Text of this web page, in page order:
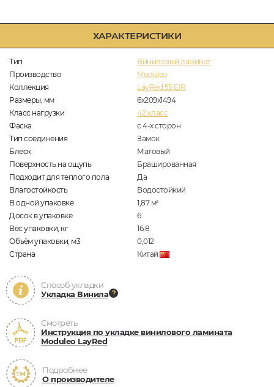
ХАРАКТЕРИСТИКИ
Тип
Виниловый ламинат
Производство
Moduleo
Коллекция
LayRed 55 EIR
Размеры, мм
6х209х1494
Класс нагрузки
42 класс
Фаска
с 4-х сторон
Тип соединения
Замок
Блеск
Матовый
Поверхность на ощупь
Брашированная
Подходит для теплого пола
Да
Влагостойкость
Водостойкий
В одной упаковке
1,87 м2
Досок в упаковке
6
Вес упаковки, кг
16,8
Объём упаковки, м3
0,012
Страна
Китай
Способ укладки
Укладка Винила
Смотреть
Инструкция по укладке винилового ламината
Moduleo LayRed
Подробнее
О производителе